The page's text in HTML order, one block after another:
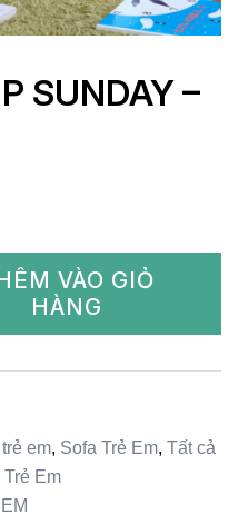
SUNDAY –
VÀO GIỎ
HÀNG
em, Sofa Trẻ Em, Tất cả
Em